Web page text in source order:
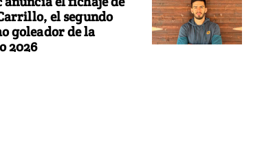
el segundo
goleador de la
2026